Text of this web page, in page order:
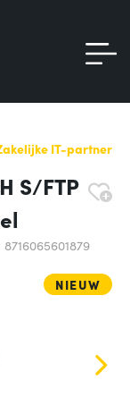
IT-partner
S/FTP
8716065601879
NIEUW